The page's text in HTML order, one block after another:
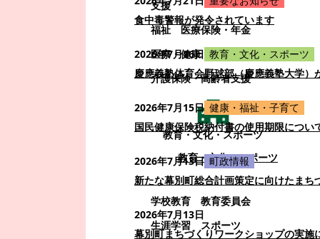
支援
福祉
医療保険・年金
医療・健康
介護保険・高齢者支援
教育・文化・スポーツ
教育・文化・スポーツ
学校教育
教育委員会
生涯学習
スポーツ
食中毒警報が発令されています
2026年7月16日 教育・文化・スポーツ
慶應義塾体育会野球部（慶應義塾大学）
2026年7月15日 健康・福祉・子育て
国民健康保険税納付書の使用期限につい
2026年7月13日 町政情報
新たな幕別町総合計画策定に向けたまち
2026年7月13日
幕別町まちづくりワークショップの実施